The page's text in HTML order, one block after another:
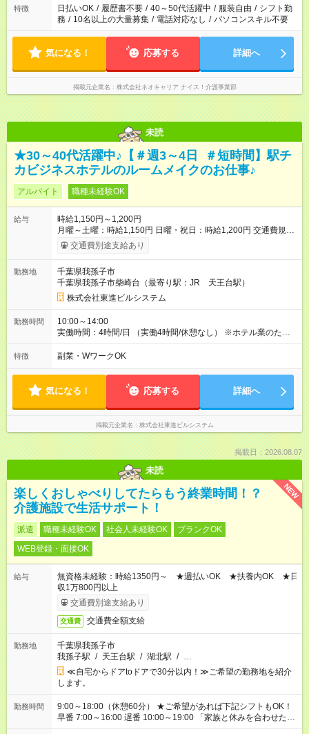
特徴 日払いOK / 履歴書不要 / 40～50代活躍中 / 服装自由 / シフト勤
務 / 10名以上の大量募集 / 電話対応なし / パソコンスキル不要
気になる！ 応募する 詳細へ
掲載元企業名 株式会社ネオキャリア ナイス！介護事業部
未読
★30～40代活躍中♪【＃週3～4日 ＃短時間】駅チ
カビジネスホテルのルームメイクのお仕事♪
アルバイト 職種未経験OK
給与
時給1,150円～1,200円
月曜～土曜：時給1,150円 日曜・祝日：時給1,200円 交通費規定
内実費支給 （月額上限15,000円まで） 【試用期間】試用期間あ
り 試用期間の長さ：1ヶ月 雇用形態、給与は本採用時と同じで
交通費別途支給あり
勤務地
千葉県我孫子市
千葉県我孫子市柴崎台（最寄り駅：JR 天王台駅）
株式会社東進ビルシステム
勤務時間
10:00～14:00
実働時間：4時間/日 （実働4時間/休憩なし） ※ホテル業のた
め、 月合計4回程度の土日勤務が可能な方。
特徴 副業・WワークOK
気になる！ 応募する 詳細へ
掲載元企業名 株式会社東進ビルシステム
掲載日：2026.08.07
未読
NEW
楽しくおしゃべりしてたらもう終業時間！？
介護施設で生活サポート！
派遣 職種未経験OK 社会人未経験OK
ブランクOK
WEB登録・面接OK
給与
無資格未経験：時給1350円～ ★週払いOK ★扶養内OK ★日
収1万800円以上
交通費別途支給あり
交通費 交通費全額支給
勤務地
千葉県我孫子市
我孫子駅 / 天王台駅 / 湖北駅 / …
≪自宅からドアtoドアで30分以内！≫ご希望の勤務地を紹介
します。
勤務時間
9:00～18:00（休憩60分） ★ご希望があれば下記シフトもOK！
早番 7:00～16:00 遅番 10:00～19:00 「家族と休みを合わせた
い」 「余裕を持って夕飯の準備がしたい」 「できれば残業はし